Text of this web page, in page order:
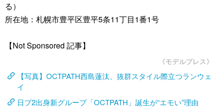
る）
所在地：札幌市豊平区豊平5条11丁目1番1号
【Not Sponsored 記事】
《モデルプレス》
【写真】OCTPATH西島蓮汰、抜群スタイル際立つランウェ
イ
日プ2出身新グループ「OCTPATH」誕生が“エモい”理由